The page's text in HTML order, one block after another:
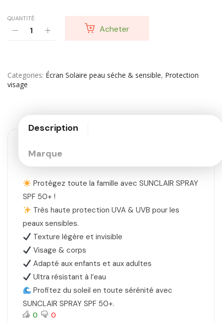
QUANTITÉ:
Acheter
Categories Écran Solaire peau séche & sensible, Protection
visage
Description
Marque
Protégez toute la famille avec SUNCLAIR SPRAY
SPF 50+ !
Très haute protection UVA & UVB pour les
peaux sensibles.
Texture légère et invisible
Visage & corps
Adapté aux enfants et aux adultes
Ultra résistant à l’eau
Profitez du soleil en toute sérénité avec
SUNCLAIR SPRAY SPF 50+.
0 0